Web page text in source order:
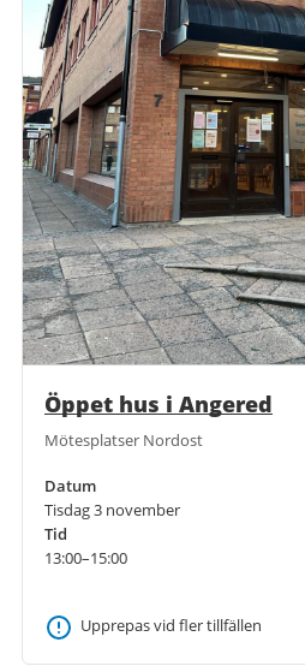
Öppet hus i Angered
Mötesplatser Nordost
Datum
Tisdag 3 november
Tid
13:00–15:00
Upprepas vid fler tillfällen